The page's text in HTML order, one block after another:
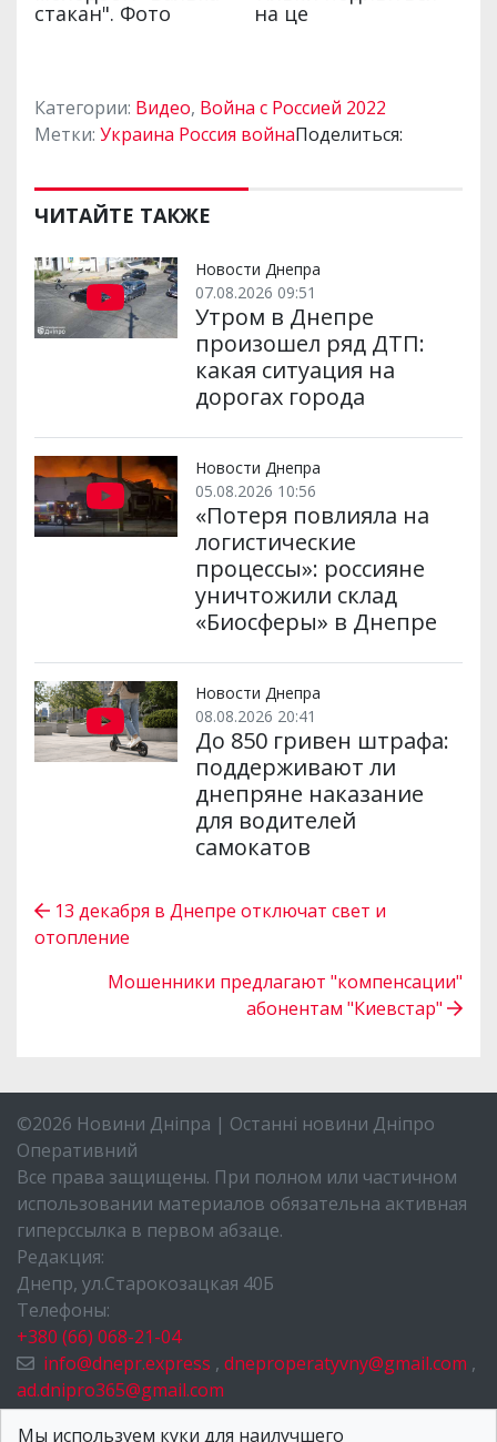
Категории: Видео, Война с Россией 2022
Метки: Украина Россия войнаПоделиться:
ЧИТАЙТЕ ТАКЖЕ
Новости Днепра
07.08.2026 09:51
Утром в Днепре
произошел ряд ДТП:
какая ситуация на
дорогах города
Новости Днепра
05.08.2026 10:56
«Потеря повлияла на
логистические
процессы»: россияне
уничтожили склад
«Биосферы» в Днепре
Новости Днепра
08.08.2026 20:41
До 850 гривен штрафа:
поддерживают ли
днепряне наказание
для водителей
самокатов
13 декабря в Днепре отключат свет и
отопление
Мошенники предлагают "компенсации"
абонентам "Киевстар"
©2026 Новини Дніпра | Останні новини Дніпро
Оперативний
Все права защищены. При полном или частичном
использовании материалов обязательна активная
гиперссылка в первом абзаце.
Редакция:
Днепр, ул.Старокозацкая 40Б
Телефоны:
+380 (66) 068-21-04
info@dnepr.express , dneproperatyvny@gmail.com ,
ad.dnipro365@gmail.com
НОВОСТИ ДНЕПРА
Мы используем куки для наилучшего